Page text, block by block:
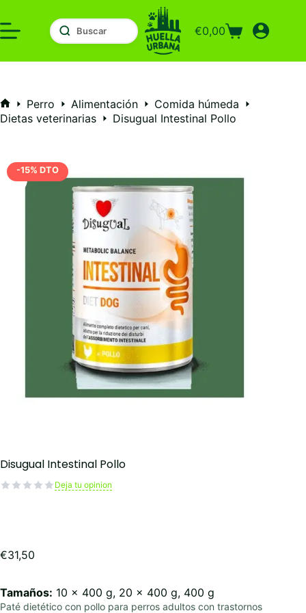
al
contenido
Carro
compra
€0,00
Inicio
Perro Alimentación
Comida húmeda
Dietas veterinarias
Disugual Intestinal Pollo
-15% DTO
Disugual Intestinal Pollo
Deja tu opinion
€31,50
Tamaños: 10 x 400 g, 20 x 400 g, 400 g
Paté dietético con pollo para perros adultos con trastornos